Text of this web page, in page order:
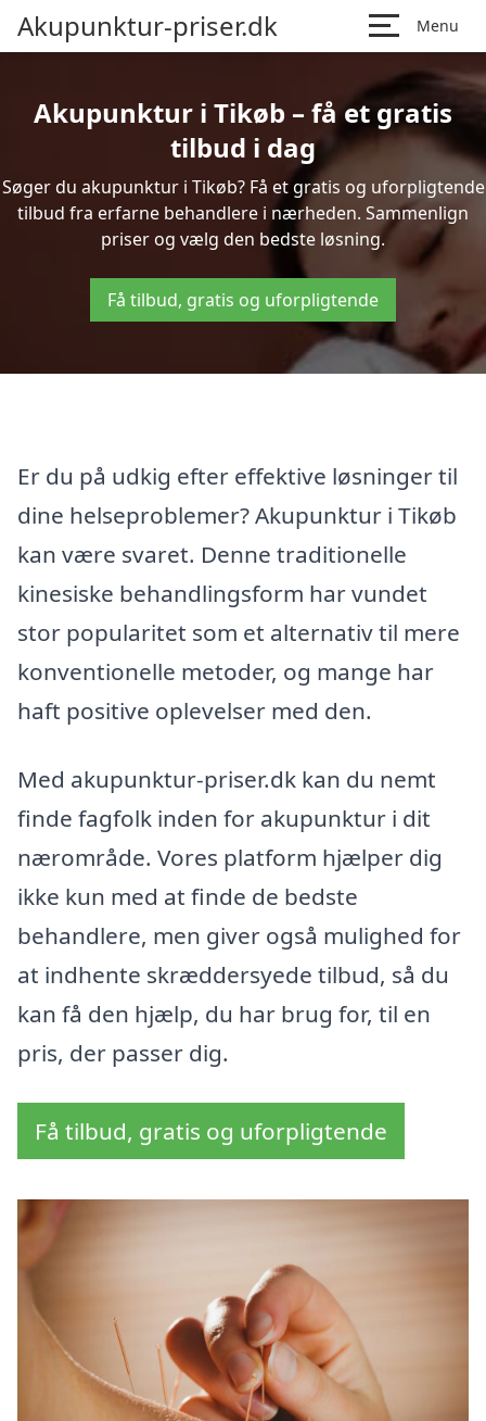
Akupunktur-priser.dk Menu
Akupunktur i Tikøb – få et gratis
tilbud i dag
Søger du akupunktur i Tikøb? Få et gratis og uforpligtende
tilbud fra erfarne behandlere i nærheden. Sammenlign
priser og vælg den bedste løsning.
Få tilbud, gratis og uforpligtende
Er du på udkig efter effektive løsninger til
dine helseproblemer? Akupunktur i Tikøb
kan være svaret. Denne traditionelle
kinesiske behandlingsform har vundet
stor popularitet som et alternativ til mere
konventionelle metoder, og mange har
haft positive oplevelser med den.
Med akupunktur-priser.dk kan du nemt
finde fagfolk inden for akupunktur i dit
nærområde. Vores platform hjælper dig
ikke kun med at finde de bedste
behandlere, men giver også mulighed for
at indhente skræddersyede tilbud, så du
kan få den hjælp, du har brug for, til en
pris, der passer dig.
Få tilbud, gratis og uforpligtende